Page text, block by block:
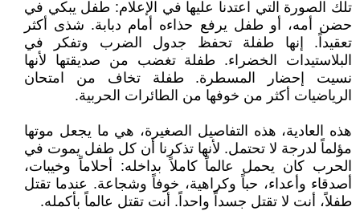
تلك الصورة التي اعتدنا عليها في الإعلام: طفل يبكي في
حضن أمه، أو طفل يرفع حذاءه أمام دبابة. شذى أكثر
تعقيداً. إنها طفلة تحفظ جدول الضرب وتفكر في
البلاستيدات الخضراء. طفلة تغضب من صديقتها لأنها
نسيت إحضار المسطرة. طفلة تخاف من امتحان
الرياضيات أكثر من خوفها من الطائرات الحربية.
هذه العادية، هذه التفاصيل الصغيرة، هي ما يجعل موتها
مؤلماً لدرجة لا تحتمل. لأنها تذكرنا أن كل طفل يموت في
الحرب كان يحمل عالماً كاملاً بداخله: أحلاماً وخيبات،
أصدقاء وأعداء، حباً وكراهية، خوفاً وشجاعة. عندما تقتل
طفلاً، أنت لا تقتل جسداً واحداً. أنت تقتل عالماً بأكمله.